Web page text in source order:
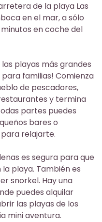
de la playa Las
en el mar, a sólo
en coche del
las playas más grandes
para familias! Comienza
de pescadores,
y termina
partes puedes
bares o
relajarte.
es segura para que
la playa. También es
snorkel. Hay una
puedes alquilar
las playas de los
mini aventura.